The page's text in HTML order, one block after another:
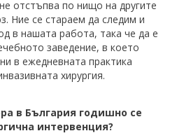
отстъпва по нищо на другите
Ние се стараем да следим и
в нашата работа, така че да е
заведение, в което
в ежедневната практика
хирургия.
в България годишно се
интервенция?